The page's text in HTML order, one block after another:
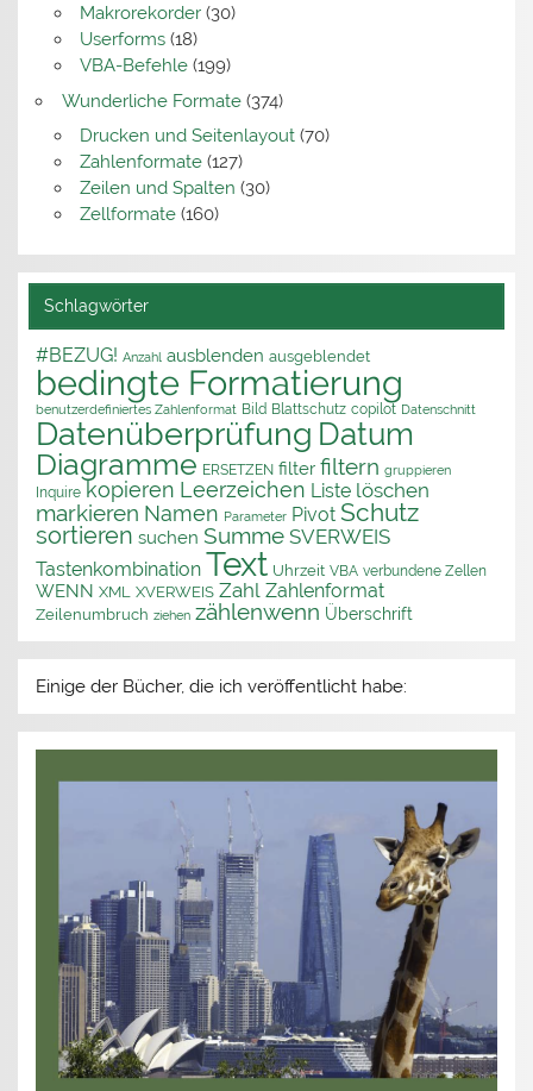
Makrorekorder(30)
Userforms(18)
VBA-Befehle(199)
Wunderliche Formate(374)
Drucken und Seitenlayout(70)
Zahlenformate(127)
Zeilen und Spalten (30)
Zellformate(160)
Schlagwörter
#BEZUG! Anzahl ausblenden ausgeblendet
bedingte Formatierung
benutzerdefiniertes Zahlenformat Bild Blattschutz copilot Datenschnitt
Datenüberprüfung Datum
Diagramme ERSETZEN filter filtern gruppieren
Inquire kopieren Leerzeichen Liste löschen
markieren Namen Parameter Pivot Schutz
sortieren suchen Summe SVERWEIS
Tastenkombination Text Uhrzeit VBA verbundene Zellen
WENN XML XVERWEIS Zahl Zahlenformat
Zeilenumbruch ziehen zählenwenn Überschrift
Einige der Bücher, die ich veröffentlicht habe: